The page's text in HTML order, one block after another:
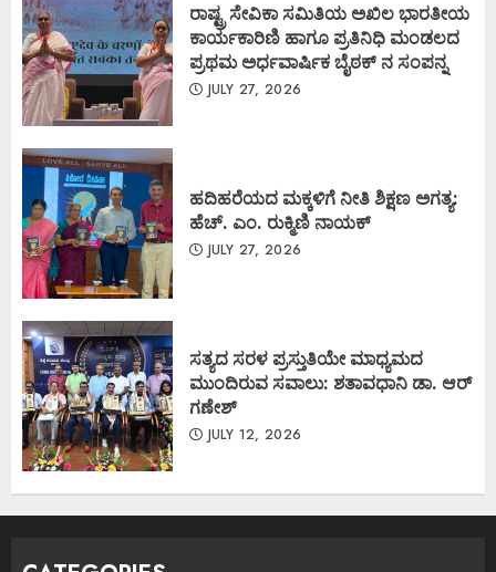
ರಾಷ್ಟ್ರ ಸೇವಿಕಾ ಸಮಿತಿಯ ಅಖಿಲ ಭಾರತೀಯ
ಕಾರ್ಯಕಾರಿಣಿ ಹಾಗೂ ಪ್ರತಿನಿಧಿ ಮಂಡಲದ
ಪ್ರಥಮ ಅರ್ಧವಾರ್ಷಿಕ ಬೈಠಕ್ ನ ಸಂಪನ್ನ
JULY 27, 2026
ಹದಿಹರೆಯದ ಮಕ್ಕಳಿಗೆ ನೀತಿ ಶಿಕ್ಷಣ ಅಗತ್ಯ:
ಹೆಚ್. ಎಂ. ರುಕ್ಮಿಣಿ ನಾಯಕ್
JULY 27, 2026
ಸತ್ಯದ ಸರಳ ಪ್ರಸ್ತುತಿಯೇ ಮಾಧ್ಯಮದ
ಮುಂದಿರುವ ಸವಾಲು: ಶತಾವಧಾನಿ ಡಾ. ಆರ್
ಗಣೇಶ್
JULY 12, 2026